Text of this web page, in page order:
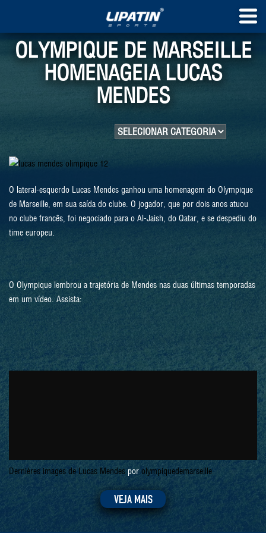
OLYMPIQUE DE MARSEILLE
HOMENAGEIA LUCAS
MENDES
O lateral-esquerdo Lucas Mendes ganhou uma homenagem do Olympique
de Marseille, em sua saída do clube. O jogador, que por dois anos atuou
no clube francês, foi negociado para o Al-Jaish, do Qatar, e se despediu do
time europeu.
O Olympique lembrou a trajetória de Mendes nas duas últimas temporadas
em um vídeo. Assista:
Dernières images de Lucas Mendes por olympiquedemarseille
VEJA MAIS